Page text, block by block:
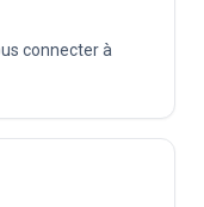
connecter à